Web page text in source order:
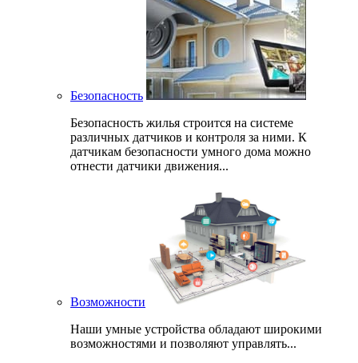
Безопасность
Безопасность жилья строится на системе
различных датчиков и контроля за ними. К
датчикам безопасности умного дома можно
отнести датчики движения...
Возможности
Наши умные устройства обладают широкими
возможностями и позволяют управлять...